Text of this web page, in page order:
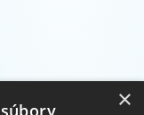
×